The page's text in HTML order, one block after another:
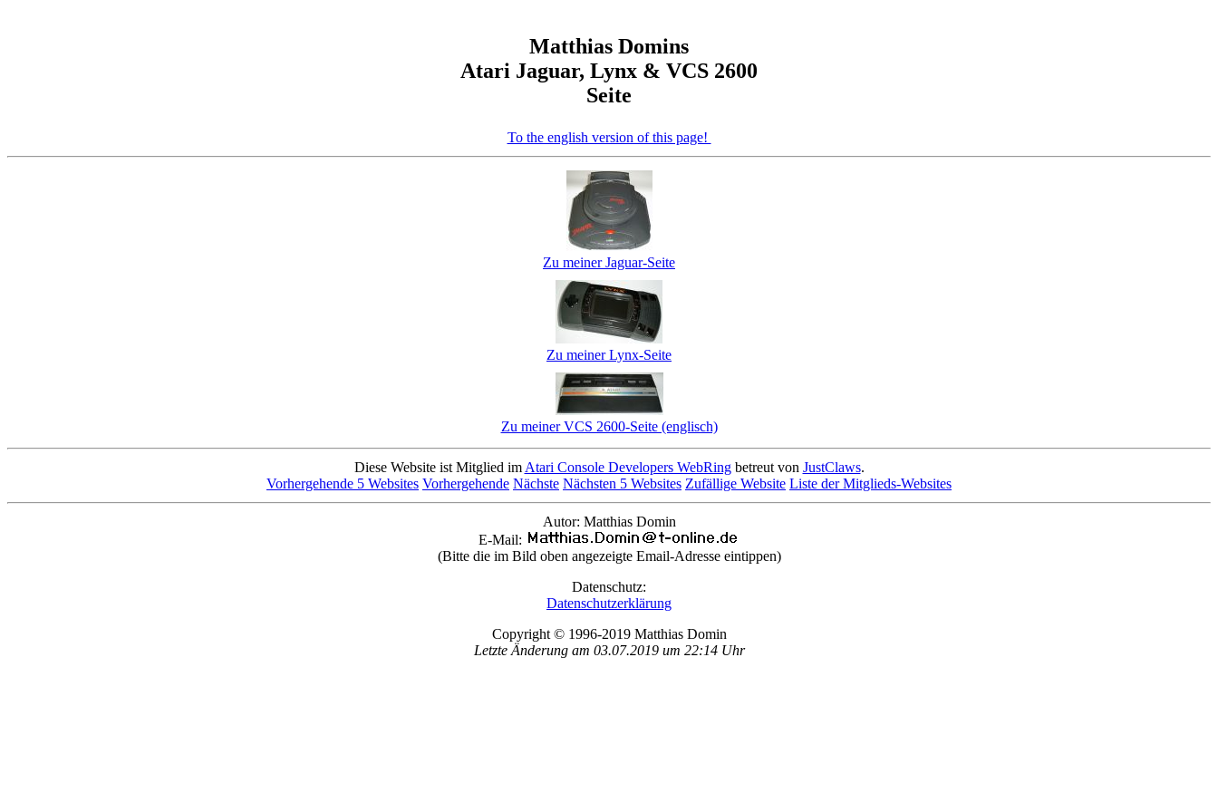
Matthias Domins
Atari Jaguar, Lynx & VCS 2600
Seite
To the english version of this page!
Zu meiner Jaguar-Seite
Zu meiner Lynx-Seite
Zu meiner VCS 2600-Seite (englisch)
Diese Website ist Mitglied im Atari Console Developers WebRingbetreut von JustClaws.
Vorhergehende 5 Websites Vorhergehende Nächste Nächsten 5 Websites Zufällige Website Liste der Mitglieds-Websites
Autor: Matthias Domin
E-Mail:
(Bitte die im Bild oben angezeigte Email-Adresse eintippen)
Datenschutz:
Datenschutzerklärung
Copyright © 1996-2019 Matthias Domin
Letzte Änderung am 03.07.2019 um 22:14 Uhr